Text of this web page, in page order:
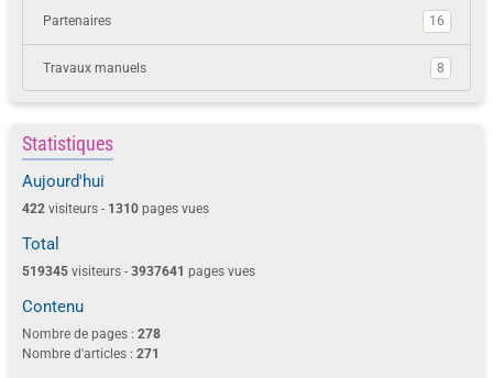
Partenaires 16
Travaux manuels 8
Statistiques
Aujourd'hui
422 visiteurs - 1310 pages vues
Total
519345 visiteurs - 3937641 pages vues
Contenu
Nombre de pages : 278
Nombre d'articles : 271